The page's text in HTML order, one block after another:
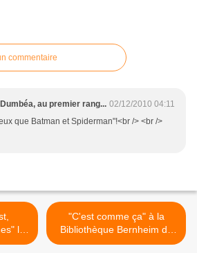
commentaire
au premier rang... 02/12/2010 04:11
que Batman et Spiderman"!<br /> <br />
la
"C'est comme ça" à la
Bibliothèque Bernheim de
Nouméa >